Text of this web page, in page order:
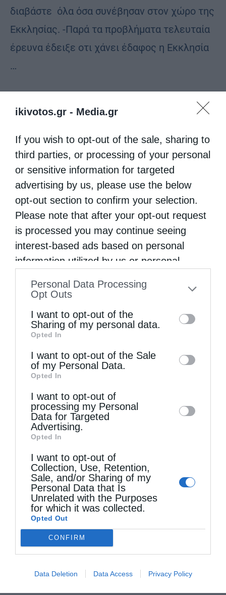
ikivotos.gr - Media.gr
If you wish to opt-out of the sale, sharing to
third parties, or processing of your personal
or sensitive information for targeted
advertising by us, please use the below
opt-out section to confirm your selection.
Please note that after your opt-out request
is processed you may continue seeing
interest-based ads based on personal
information utilized by us or personal
to your opt-out. You may separately opt-out
information by third parties on the IAB’s list
of downstream participants. This
information may also be disclosed by us to
third parties on theIAB’s List of
Downstream Participants
disclose it to other third parties.
Personal Data Processing
Opt Outs
I want to opt-out of the
Sharing of my personal data.
Opted In
I want to opt-out of the Sale
of my Personal Data.
Opted In
I want to opt-out of
processing my Personal
Data for Targeted
Advertising.
Opted In
I want to opt-out of
Collection, Use, Retention,
Sale, and/or Sharing of my
Personal Data that Is
Unrelated with the Purposes
for which it was collected.
Opted Out
CONFIRM
Data Deletion Data Access Privacy Policy
διαβάστε όλα όσα συνέβησαν στον χώρο της
Εκκλησίας. -Παρά τα προβλήματα τελευταία
έρευνα έδειξε οτι χάνει έδαφος η Εκκλησία
…
Τελευταία άρθρα
Αυστραλίας Μακάριος: «Ο Χριστός έδειξε τη
λαμπρότητα της θεϊκής του δόξης»
Μη χάσετε σήμερα, την “Κιβωτό της Ορθοδοξίας”,
σε όλα τα περίπτερα
Ιερά Παράκληση προς την Υπεραγία Θεοτόκο στα
Φαβριανά Μονοφατσίου